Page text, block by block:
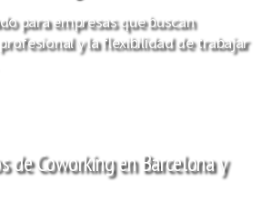
para empresas que buscan
y la flexibilidad de trabajar
de Coworking en Barcelona y